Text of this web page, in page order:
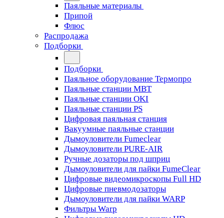
Паяльные материалы
Припой
Флюс
Распродажа
Подборки
Подборки
Паяльное оборудование Термопро
Паяльные станции MBT
Паяльные станции OKI
Паяльные станции PS
Цифровая паяльная станция
Вакуумные паяльные станции
Дымоуловители Fumeclear
Дымоуловители PURE-AIR
Ручные дозаторы под шприц
Дымоуловители для пайки FumeClear
Цифровые видеомикроскопы Full HD
Цифровые пневмодозаторы
Дымоуловители для пайки WARP
Фильтры Warp